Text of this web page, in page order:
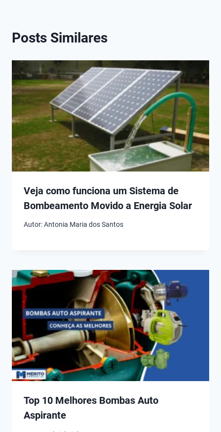
Posts Similares
Veja como funciona um Sistema de
Bombeamento Movido a Energia Solar
Autor:Antonia Maria dos Santos
Top 10 Melhores Bombas Auto
Aspirante